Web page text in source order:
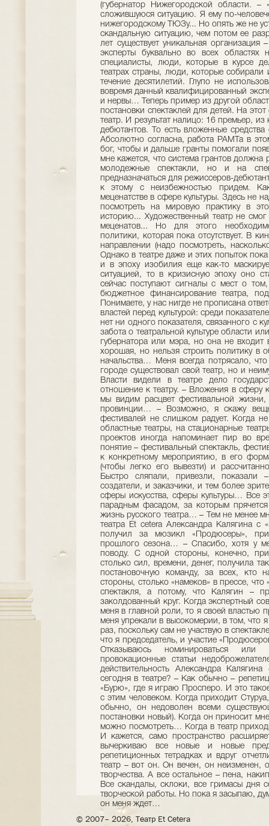
(губернатор Нижегородской области. –
сложившуюся ситуацию. Я ему по-
нижегородскому ТЮЗу... Но опять же не
скандальную ситуацию, чем потом ее
лет существует уникальная организация
эксперты буквально во всех областях
специалисты, люди, которые в курсе
театрах страны, люди, которые
течение десятилетий. Глупо не
вовремя данный квалифицированный
и нервы… Теперь пример из другой
постановки спектаклей для детей. На
театр. И результат налицо: 16 премьер,
дебютантов. То есть вложенные
Абсолютно согласна, работа РАМТа в
бог, чтобы и дальше гранты помогали
мне кажется, что система грантов должна
молодежные спектакли, но и на
предназначаться для режиссеров-
к этому с неизбежностью придем.
меценатстве в сфере культуры. Здесь не
посмотреть на мировую практику в
историю... Художественный театр не
меценатов... Но для этого
политики, которая пока отсутствует. В
направлении (надо посмотреть,
Однако в театре даже и этих попыток
и в эпоху изобилия еще как-то
ситуацией, то в кризисную эпоху оно
сейчас поступают сигналы с мест о
бюджетное финансирование театра,
Понимаете, у нас нигде не прописана
властей перед культурой: среди
нет ни одного показателя, связанного с
забота о театральной культуре области
губернатора или мэра, но она не
хорошая, но нельзя строить политику в
начальства… Меня всегда потрясало,
городе существовал свой театр, но и
Власти видели в театре дело
отношение к театру. – Вложения в сферу
мы видим расцвет фестивальной
провинции… – Возможно, я скажу
фестивалей не слишком радует. Когда
областные театры, на стационарные
проектов иногда напоминает пир во
понятие – фестивальный спектакль,
к конкретному мероприятию, в его
(чтобы легко его вывезти) и
Быстро сляпали, привезли,
создатели, и заказчики, и тем более
сферы искусства, сферы культуры… Все
парадным фасадом, за которым
жизнь русского театра… – Тем не менее
театра Et cetera Александра Калягина с
получил за мюзикл «Продюсеры»,
прошлого сезона… – Спасибо, хотя у
поводу. С одной стороны, конечно,
столько сил, времени, денег, получила
постановочную команду, за всех, кто
стороны, столько «намеков» в прессе,
спектакля, а потому, что Калягин –
заколдованный круг. Когда экспертный
меня в главной роли, то я своей властью
меня упрекали в высокомерии, в том, что
раз, поскольку сам не участвую в
что я председатель, и участие
Отказываюсь номинироваться или
провокационные статьи
действительность Александра
сегодня в театре? – Как обычно –
«Бурю», где я играю Просперо. И это
с этим человеком. Когда приходит
обычно, он недоволен всеми
постановки новый). Когда он приносит
можно посмотреть… Когда в театр
И кажется, само пространство
вычеркиваю все новые и новые
репетиционных тетрадках и вдруг
театр – вот он. Он вечен, он неизменен,
творчества. А все остальное – пена,
Все скандалы, склоки, все гримасы дня
творческой работы. Но пока я засыпаю,
он меня ждет…
© 2007– 2026, Театр Et Cetera